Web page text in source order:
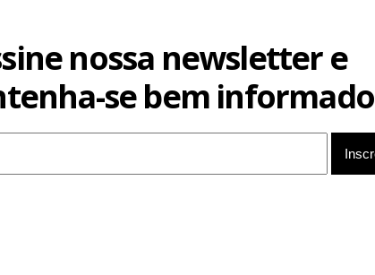
nossa newsletter e
se bem informado